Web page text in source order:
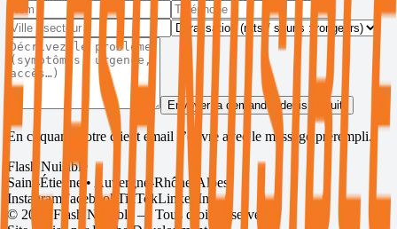
Envoyer la demande (devis gratuit)
En cliquant, votre client email s’ouvre avec le message prérempli.
Flash Nuisible
Saint-Étienne • Auvergne-Rhône-Alpes
Instagram Facebook TikTokLinkedIn
© 2026
Flash Nuisible — Tous droits réservés.